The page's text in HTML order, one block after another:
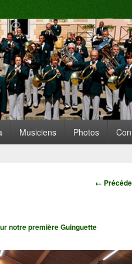
Musiciens Photos
←
notre première Guinguette